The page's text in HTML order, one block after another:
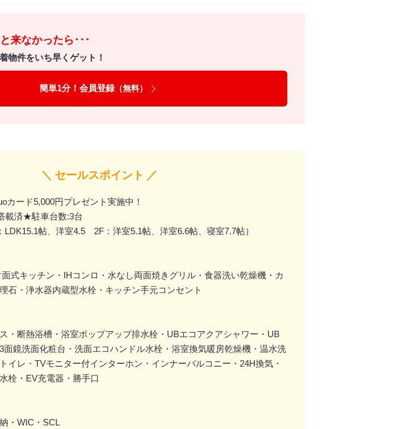
来なかったら･･･
物件をいち早くゲット！
簡単1分！会員登録（無料）
＼ セールスポイント ／
カード5,000円プレゼント実施中！
載済★駐車台数:3台
帖、洋室4.5 2F：洋室5.1帖、洋室6.6帖、寝室7.7帖）
式キッチン・IHコンロ・水なし両面焼きグリル・食器洗い乾燥機・カ
石・浄水器内蔵型水栓・キッチン手元コンセント
・断熱浴槽・浴室ポップアップ排水栓・UBエコアクアシャワー・UB
面鏡洗面化粧台・洗面エコハンドル水栓・浴室換気暖房乾燥機・温水洗
イレ・TVモニター付インターホン・インナーバルコニー・24H換気・
栓・EV充電器・勝手口
・WIC・SCL